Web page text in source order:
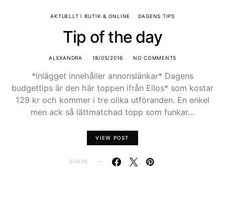
AKTUELLT I BUTIK & ONLINE DAGENS TIPS
Tip of the day
ALEXANDRA 18/05/2016 NO COMMENTS
*Inlägget innehåller annonslänkar* Dagens
budgettips är den här toppen ifrån Ellos* som kostar
129 kr och kommer i tre olika utföranden. En enkel
men ack så lättmatchad topp som funkar…
VIEW POST
SHARE